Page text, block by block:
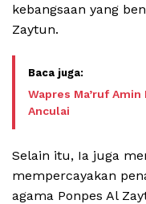
kebangsaan yang
Zaytun.
Wapres Ma’ruf
Anculai
Selain itu, Ia juga
mempercayakan
agama Ponpes Al